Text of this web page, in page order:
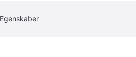
Egenskaber